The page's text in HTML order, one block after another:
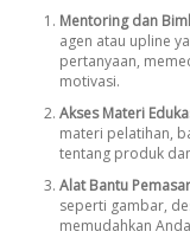
Mentoring dan
agen atau upline
pertanyaan,
motivasi.
Akses Materi
materi pelatihan,
tentang produk
Alat Bantu
seperti gambar,
memudahkan